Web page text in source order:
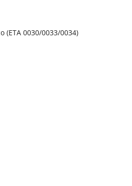
(ETA 0030/0033/0034)